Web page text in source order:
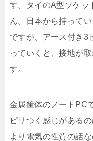
す。タイのA型ソケッ
ん。日本から持って
ですが、アース付き3
っていくと、接地が
す。
金属筐体のノートPC
ピリつく感じがある
より電気の性質の話